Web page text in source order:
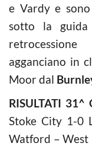
e Vardy e
sotto la guida
agganciano in
Moor dal
RISULTATI 31^
Stoke City 1-0
Watford – West